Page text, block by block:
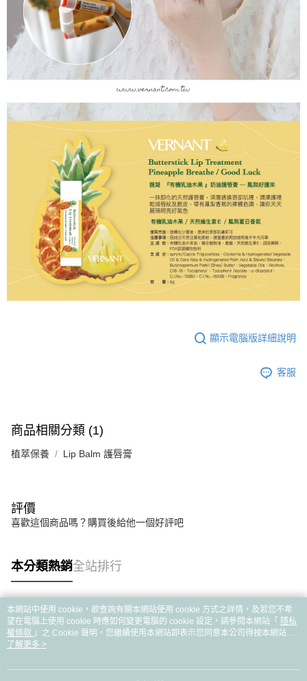
顯示電腦版詳細說明
客服
商品相關分類 (1)
植萃保養 Lip Balm 護唇膏
評價
喜歡這個商品嗎？購買後給他一個好評吧
本分類熱銷全站排行
熱門標籤
本網站中使用 cookie，欲查詢有關本網站使用 cookie 方式之詳情，及若您不希
望在電腦上使用 cookie 時應如何變更電腦的 cookie 設定，請參閱本網站「 隱私
權條款 」之 Cookie 聲明。您繼續使用本網站即表示您同意本公司得按本網站使
用條款之 Cookie 聲明使用 cookie。
了解更多 >